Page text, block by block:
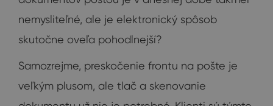
nemysliteľné, ale je elektronický spôsob
skutočne oveľa pohodlnejší?
Samozrejme, preskočenie frontu na pošte je
veľkým plusom, ale tlač a skenovanie